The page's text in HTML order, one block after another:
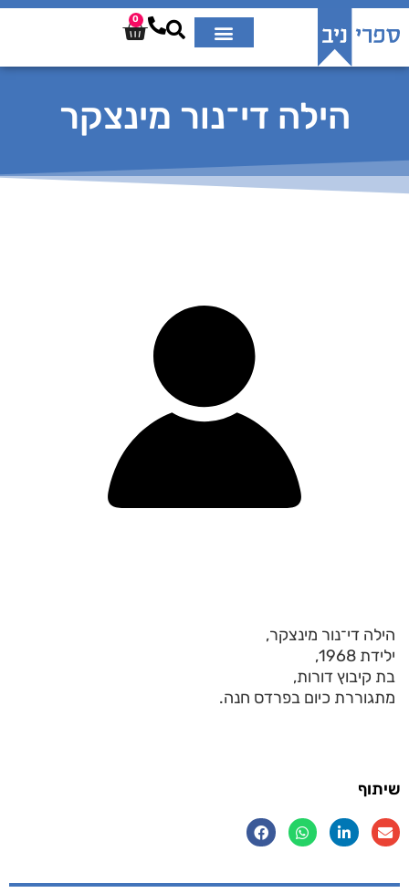
0
הילה די־נור מינצקר
הילה די־נור מינצקר,
ילידת 1968,
בת קיבוץ דורות,
מתגוררת כיום בפרדס חנה.
שיתוף